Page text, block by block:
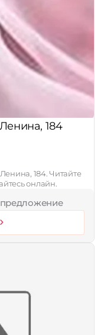
184
184. Читайте
онлайн.